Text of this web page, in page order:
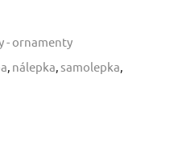
- ornamenty
nálepka samolepka